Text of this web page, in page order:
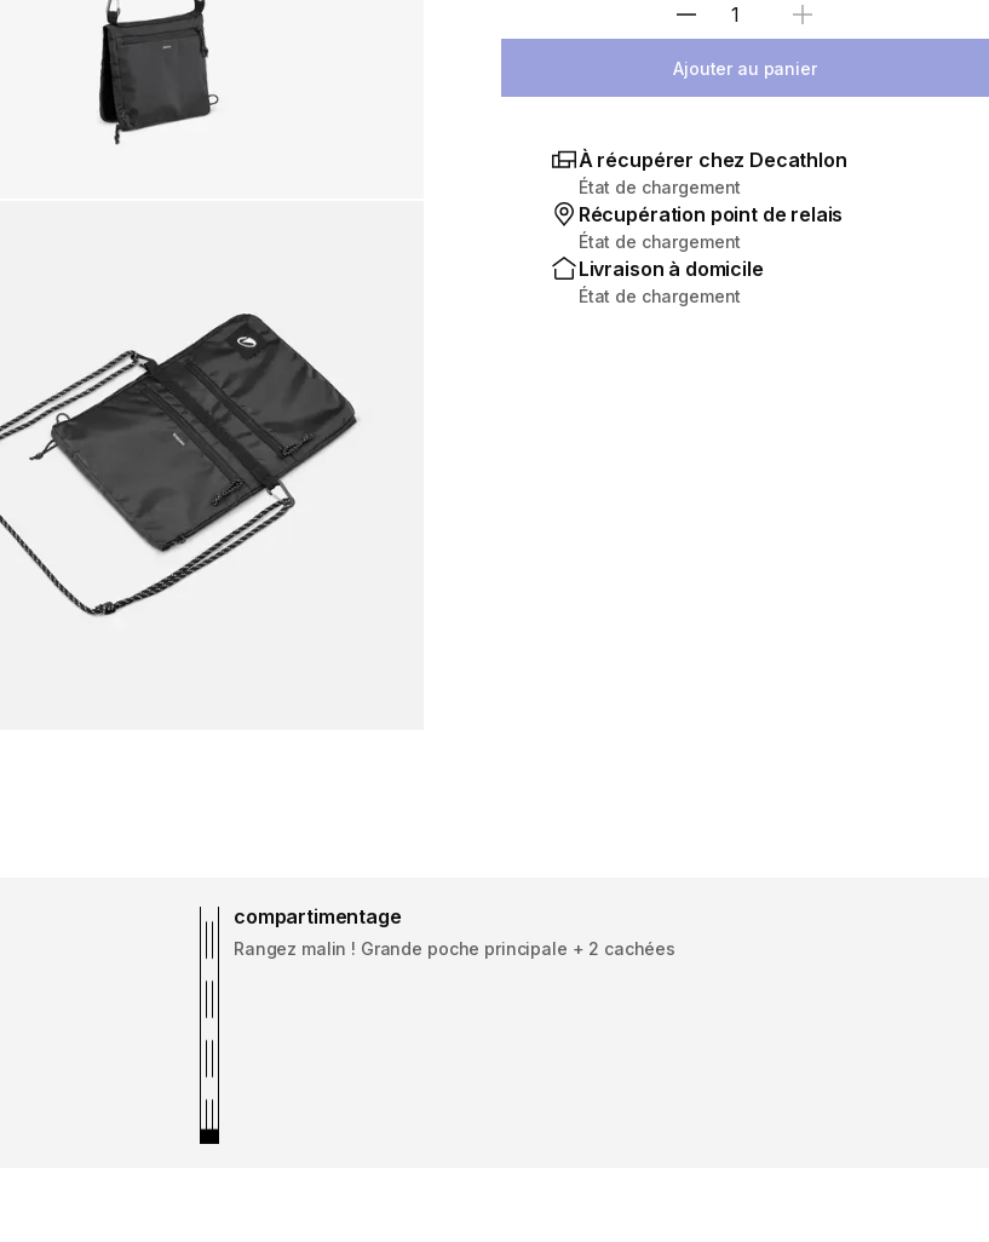
Sélectionnez la quantité
Ajouter au panier
À récupérer chez Decathlon
État de chargement
Récupération point de relais
État de chargement
Livraison à domicile
État de chargement
compartimentage
Rangez malin ! Grande poche principale + 2 cachées